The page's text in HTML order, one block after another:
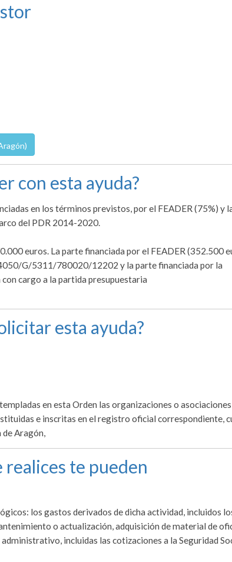
con esta ayuda?
en los términos previstos, por el FEADER (75%) y
del PDR 2014-2020.
euros. La parte financiada por el FEADER (352.500
G/5311/780020/12202 y la parte financiada por la
cargo a la partida presupuestaria
esta ayuda?
en esta Orden las organizaciones o
e inscritas en el registro oficial correspondiente,
de Aragón,
realices te pueden
los gastos derivados de dicha actividad, incluidos
o actualización, adquisición de material de
incluidas las cotizaciones a la Seguridad